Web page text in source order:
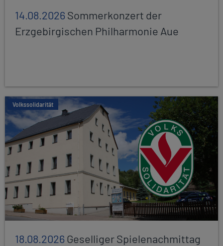
14.08.2026Sommerkonzert der
Erzgebirgischen Philharmonie Aue
Volkssolidarität
18.08.2026Geselliger Spielenachmittag